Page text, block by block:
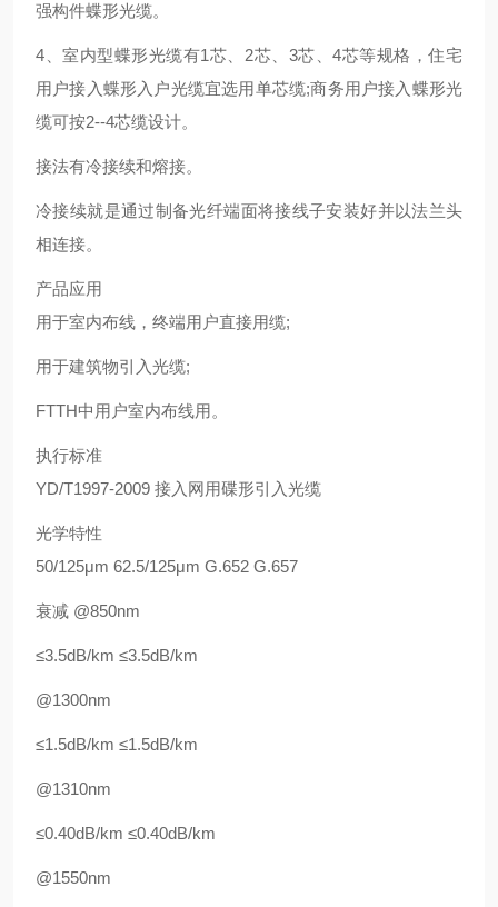
强构件蝶形光缆。
4、室内型蝶形光缆有1芯、2芯、3芯、4芯等规格，住宅
用户接入蝶形入户光缆宜选用单芯缆;商务用户接入蝶形光
缆可按2--4芯缆设计。
接法有冷接续和熔接。
冷接续就是通过制备光纤端面将接线子安装好并以法兰头
相连接。
产品应用
用于室内布线，终端用户直接用缆;
用于建筑物引入光缆;
FTTH中用户室内布线用。
执行标准
YD/T1997-2009 接入网用碟形引入光缆
光学特性
50/125μm 62.5/125μm G.652 G.657
衰减 @850nm
≤3.5dB/km ≤3.5dB/km
@1300nm
≤1.5dB/km ≤1.5dB/km
@1310nm
≤0.40dB/km ≤0.40dB/km
@1550nm